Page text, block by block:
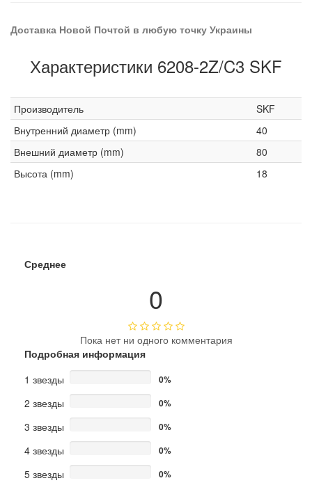
Доставка Новой Почтой в любую точку Украины
Характеристики 6208-2Z/C3 SKF
Производитель
SKF
Внутренний диаметр (mm)
40
Внешний диаметр (mm)
80
Высота (mm)
18
Среднее
0
Пока нет ни одного комментария
Подробная информация
1 звезды
0%
2 звезды 0%
3 звезды 0%
4 звезды 0%
5 звезды 0%